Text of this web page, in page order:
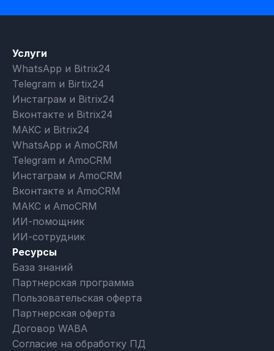
Услуги
WhatsApp и Bitrix24
Telegram и Birtix24
Инстаграм и Bitrix24
Вконтакте и Bitrix24
МАКС и Bitrix24
WhatsApp и AmoCRM
Telegram и AmoCRM
Инстаграм и AmoCRM
Вконтакте и AmoCRM
МАКС и AmoCRM
ИИ-помощник
ИИ-сотрудник
Ресурсы
База знаний
Партнерская программа
Пользовательская оферта
Партнерская оферта
Договор WABA
Согласие на обработку ПД